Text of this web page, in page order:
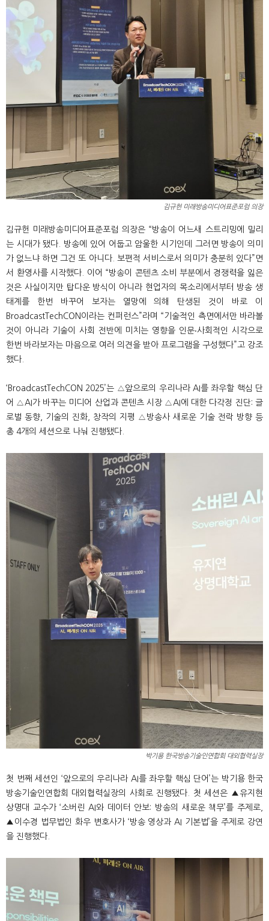
김규헌 미래방송미디어표준포럼 의장
김규헌 미래방송미디어표준포럼 의장은 “방송이 어느새 스트리밍에 밀리
는 시대가 됐다. 방송에 있어 어둡고 암울한 시기인데 그러면 방송이 의미
가 없느냐 하면 그건 또 아니다. 보편적 서비스로서 의미가 충분히 있다”면
서 환영사를 시작했다. 이어 “방송이 콘텐츠 소비 부분에서 경쟁력을 잃은
것은 사실이지만 탑다운 방식이 아니라 현업자의 목소리에서부터 방송 생
태계를 한번 바꾸어 보자는 열망에 의해 탄생된 것이 바로 이
BroadcastTechCON이라는 컨퍼런스”라며 “기술적인 측면에서만 바라볼
것이 아니라 기술이 사회 전반에 미치는 영향을 인문‧사회적인 시각으로
한번 바라보자는 마음으로 여러 의견을 받아 프로그램을 구성했다”고 강조
했다.
‘BroadcastTechCON 2025’는 △앞으로의 우리나라 AI를 좌우할 핵심 단
어 △AI가 바꾸는 미디어 산업과 콘텐츠 시장 △AI에 대한 다각정 진단: 글
로벌 동향, 기술의 진화, 창작의 지평 △방송사 새로운 기술 전락 방향 등
총 4개의 세션으로 나눠 진행됐다.
박기용 한국방송기술인연합회 대외협력실장
첫 번째 세션인 ‘앞으로의 우리나라 AI를 좌우할 핵심 단어’는 박기용 한국
방송기술인연합회 대외협력실장의 사회로 진행됐다. 첫 세션은 ▲유지현
상명대 교수가 ‘소버린 AI와 데이터 안보: 방송의 새로운 책무’를 주제로,
▲이수경 법무법인 화우 변호사가 ‘방송 영상과 AI 기본법’을 주제로 강연
을 진행했다.